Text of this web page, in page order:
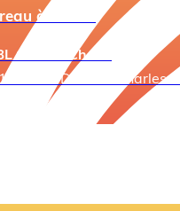
à Cholet
Conseil Cholet
Rue du Docteur Charles